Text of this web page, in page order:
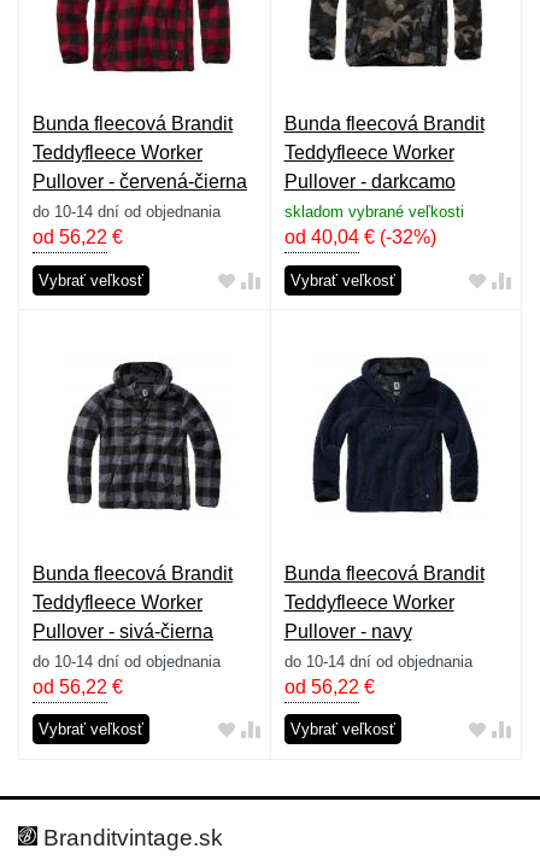
Bunda fleecová Brandit
Teddyfleece Worker
Pullover - červená-čierna
do 10-14 dní od objednania
od 56,22 €
Vybrať veľkosť
Bunda fleecová Brandit
Teddyfleece Worker
Pullover - darkcamo
skladom vybrané veľkosti
od 40,04€ (-32%)
Vybrať veľkosť
Bunda fleecová Brandit
Teddyfleece Worker
Pullover - sivá-čierna
do 10-14 dní od objednania
od 56,22 €
Vybrať veľkosť
Bunda fleecová Brandit
Teddyfleece Worker
Pullover - navy
do 10-14 dní od objednania
od 56,22 €
Vybrať veľkosť
Branditvintage.sk